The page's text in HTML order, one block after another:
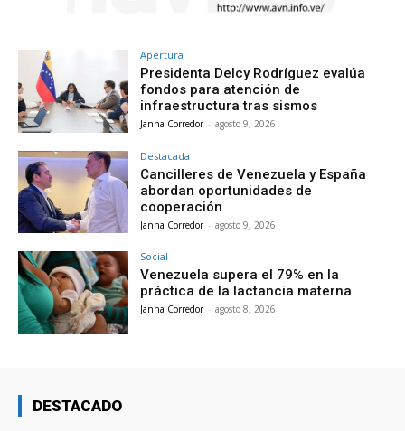
Apertura
Presidenta Delcy Rodríguez evalúa
fondos para atención de
infraestructura tras sismos
Janna Corredor - agosto 9, 2026
Destacada
Cancilleres de Venezuela y España
abordan oportunidades de
cooperación
Janna Corredor - agosto 9, 2026
Social
Venezuela supera el 79% en la
práctica de la lactancia materna
Janna Corredor - agosto 8, 2026
DESTACADO